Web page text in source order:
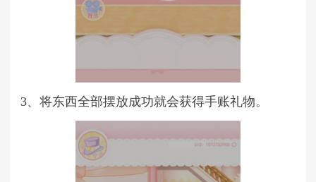
3、将东西全部摆放成功就会获得手账礼物。